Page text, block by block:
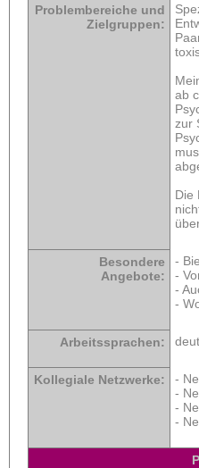
Problembereiche und
Zielgruppen:
ab
zur
Die
Besondere
Angebote:
-
-
-
-
Arbeitssprachen:
Kollegiale Netzwerke:
-
-
-
-